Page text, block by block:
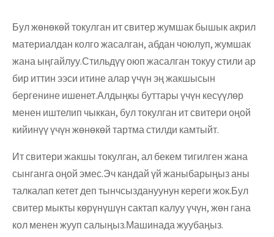
Бул жөнөкөй токулган ит свитер жумшак бышык акрил
материалдан колго жасалган, абдан чоюлуп, жумшак
жана ыңгайлуу.Стильдүү оюп жасалган токуу стили ар
бир иттин ээси итине алар үчүн эң жакшысын
бергенине ишенет.Алдыңкы буттары үчүн кесүүлөр
менен иштелип чыккан, бул токулган ит свитери оңой
кийинүү үчүн жөнөкөй тартма стилди камтыйт.
Ит свитери жакшы токулган, ал бекем тигилген жана
сынганга оңой эмес.Эч кандай үй жаныбарыңыз аны
талкалап кетет деп тынчсыздануунун кереги жок.Бул
свитер мыкты көрүнүшүн сактап калуу үчүн, жөн гана
кол менен жууп салыңыз.Машинада жуубаңыз.